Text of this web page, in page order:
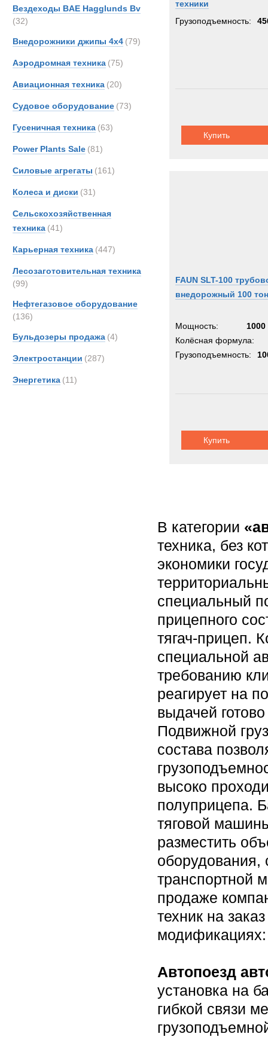
Вездеходы BAE Hagglunds Bv
(32)
Внедорожники джипы 4х4 (79)
Аэродромная техника (75)
Авиационная техника (20)
Судовое оборудование (73)
Гусеничная техника (63)
Power Plants Sale (81)
Силовые агрегаты (161)
Колеса и диски (31)
Сельскохозяйственная
техника (41)
Карьерная техника (447)
Лесозаготовительная техника
(99)
Нефтегазовое оборудование
(136)
Бульдозеры продажа (4)
Электростанции (287)
Энергетика (11)
техники
Грузоподъемность:
Купить
FAUN SLT-100
внедорожный 100
Мощность:
1000
Колёсная формула:
Грузоподъемность:
Купить
В категории
техника, без
экономики
специальный
прицепного
тягач-прицеп.
специальной
требованию
реагирует на
выдачей
Подвижной
состава
высоко
полуприцепа.
тяговой
разместить
оборудования,
транспортной
продаже
техник на
модификациях:
Автопоезд
установка на
гибкой связи